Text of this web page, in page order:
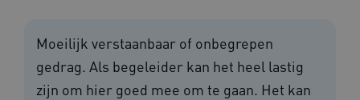
Moeilijk verstaanbaar of onbegrepen
gedrag. Als begeleider kan het heel lastig
zijn om hier goed mee om te gaan. Het kan